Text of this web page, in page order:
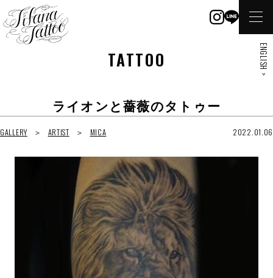
TATTOO
ライオンと薔薇のタトゥー
GALLERY ARTIST MICA 2022.01.06
ENGLISH >